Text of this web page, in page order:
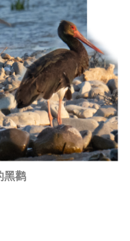
+
黑鹳